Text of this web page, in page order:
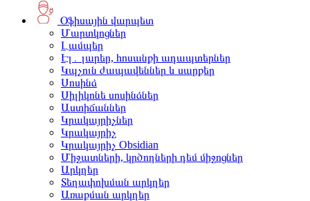
Օֆիսային վարպետ
Մարտկոցներ
Լամպեր
Էլ․ լարեր, հոսանքի ադապտերներ
Կպչուն ժապավեններ և սարքեր
Սոսինձ
Սիլիկոնե սոսինձներ
Աստիճաններ
Կրակայրիչներ
Կրակայրիչ
Կրակայրիչ Obsidian
Միջատների, կրծողների դեմ միջոցներ
Արկղեր
Տեղափոխման արկղեր
Առաքման արկղեր